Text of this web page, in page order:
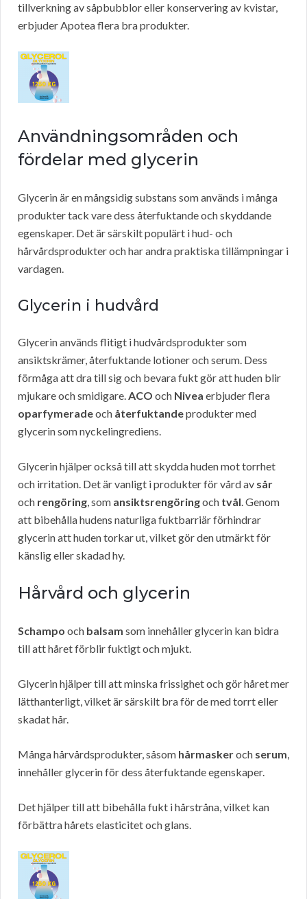
tillverkning av såpbubblor eller konservering av kvistar,
erbjuder Apotea flera bra produkter.
Användningsområden och
fördelar med glycerin
Glycerin är en mångsidig substans som används i många
produkter tack vare dess återfuktande och skyddande
egenskaper. Det är särskilt populärt i hud- och
hårvårdsprodukter och har andra praktiska tillämpningar i
vardagen.
Glycerin i hudvård
Glycerin används flitigt i hudvårdsprodukter som
ansiktskrämer, återfuktande lotioner och serum. Dess
förmåga att dra till sig och bevara fukt gör att huden blir
mjukare och smidigare.ACO och Nivea erbjuder flera
oparfymeradeoch återfuktandeprodukter med
glycerin som nyckelingrediens.
Glycerin hjälper också till att skydda huden mot torrhet
och irritation. Det är vanligt i produkter för vård av sår
och rengöring, som ansiktsrengöringoch tvål. Genom
att bibehålla hudens naturliga fuktbarriär förhindrar
glycerin att huden torkar ut, vilket gör den utmärkt för
känslig eller skadad hy.
Hårvård och glycerin
Schampo och balsam som innehåller glycerin kan bidra
till att håret förblir fuktigt och mjukt.
Glycerin hjälper till att minska frissighet och gör håret mer
lätthanterligt, vilket är särskilt bra för de med torrt eller
skadat hår.
Många hårvårdsprodukter, såsom hårmaskeroch serum,
innehåller glycerin för dess återfuktande egenskaper.
Det hjälper till att bibehålla fukt i hårstråna, vilket kan
förbättra hårets elasticitet och glans.